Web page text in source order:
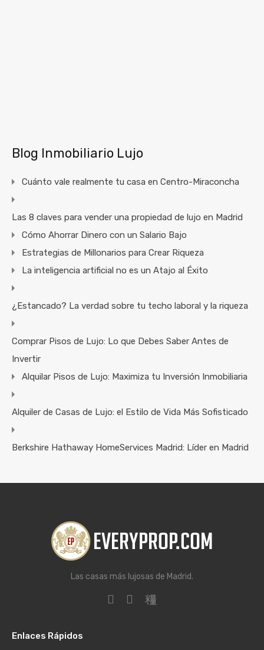
Blog Inmobiliario Lujo
Cuánto vale realmente tu casa en Centro-Miraconcha
Las 8 claves para vender una propiedad de lujo en Madrid
Cómo Ahorrar Dinero con un Salario Bajo
Estrategias de Millonarios para Crear Riqueza
La inteligencia artificial no es un Atajo al Éxito
¿Estancado? La verdad sobre tu techo laboral y la riqueza
Comprar Pisos de Lujo: Lo que Debes Saber Antes de
Invertir
Alquilar Pisos de Lujo: Maximiza tu Inversión Inmobiliaria
Alquiler de Casas de Lujo: el Estilo de Vida Más Sofisticado
Berkshire Hathaway HomeServices Madrid: Líder en Madrid
Las casas más lujosas de Madrid.
Enlaces Rápidos